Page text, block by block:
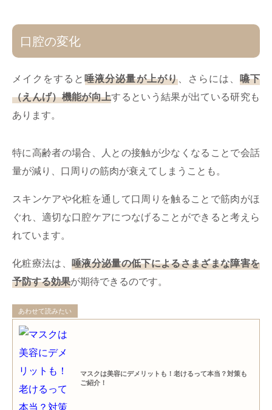
口腔の変化
メイクをすると 唾液分泌量が上がり、さらには、 嚥下
（えんげ）機能が向上するという結果が出ている研究も
あります。
特に高齢者の場合、人との接触が少なくなることで会話
量が減り、口周りの筋肉が衰えてしまうことも。
スキンケアや化粧を通して口周りを触ることで筋肉がほ
ぐれ、適切な口腔ケアにつなげることができると考えら
れています。
化粧療法は、 唾液分泌量の低下によるさまざまな障害を
予防する効果が期待できるのです。
あわせて読みたい
マスクは美容にデメリットも！老けるって本当？対策も
ご紹介！